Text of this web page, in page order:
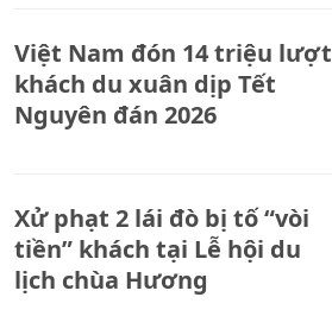
Việt Nam đón 14 triệu lượt
khách du xuân dịp Tết
Nguyên đán 2026
Xử phạt 2 lái đò bị tố “vòi
tiền” khách tại Lễ hội du
lịch chùa Hương